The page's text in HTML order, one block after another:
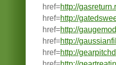
href=http://
href=http://
href=http://
href=http://
href=http://